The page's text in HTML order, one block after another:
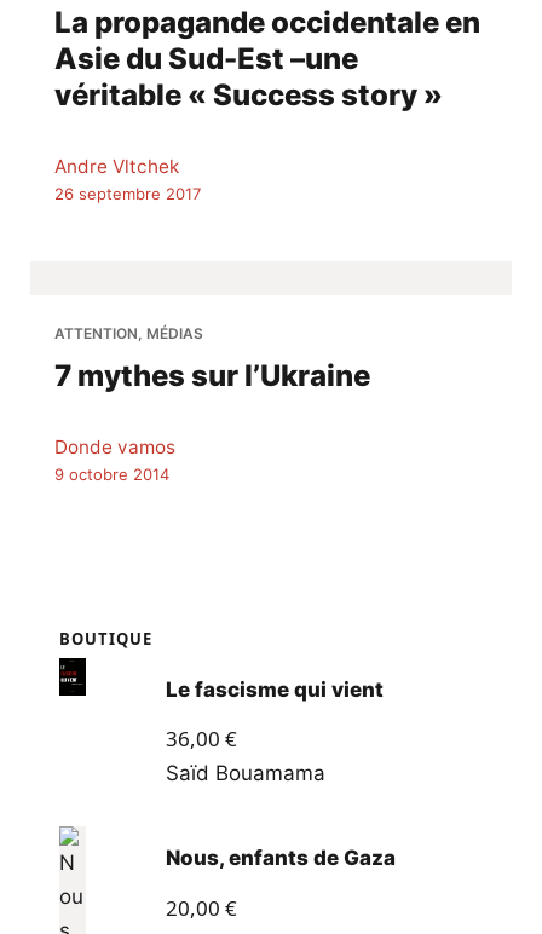
La propagande occidentale en
Asie du Sud-Est –une
véritable « Success story »
Andre Vltchek
26 septembre 2017
ATTENTION, MÉDIAS
7 mythes sur l’Ukraine
Donde vamos
9 octobre 2014
BOUTIQUE
Le fascisme qui vient
36,00 €
Saïd Bouamama
Nous, enfants de Gaza
20,00 €